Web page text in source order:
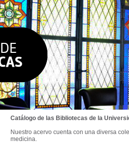
Catálogo de las Bibliotecas de la
Nuestro acervo cuenta con una diversa
medicina.